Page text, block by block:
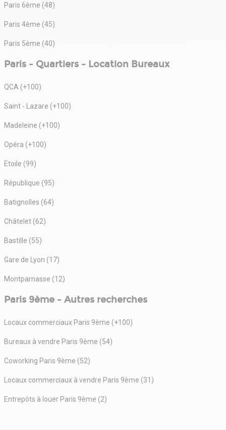
Paris 6ème (48)
Paris 4ème (45)
Paris 5ème (40)
Paris - Quartiers - Location Bureaux
QCA (+100)
Saint - Lazare (+100)
Madeleine (+100)
Opéra (+100)
Etoile (99)
République (95)
Batignolles (64)
Châtelet (62)
Bastille (55)
Gare de Lyon (17)
Montparnasse (12)
Paris 9ème - Autres recherches
Locaux commerciaux Paris 9ème (+100)
Bureaux à vendre Paris 9ème (54)
Coworking Paris 9ème (52)
Locaux commerciaux à vendre Paris 9ème (31)
Entrepôts à louer Paris 9ème (2)